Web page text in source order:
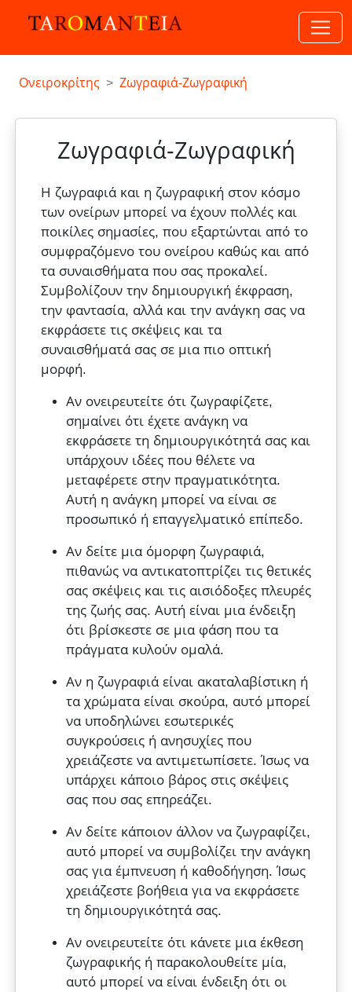
Ονειροκρίτης Ζωγραφιά-Ζωγραφική
Ζωγραφιά-Ζωγραφική
Η ζωγραφιά και η ζωγραφική στον κόσμο
των ονείρων μπορεί να έχουν πολλές και
ποικίλες σημασίες, που εξαρτώνται από το
συμφραζόμενο του ονείρου καθώς και από
τα συναισθήματα που σας προκαλεί.
Συμβολίζουν την δημιουργική έκφραση,
την φαντασία, αλλά και την ανάγκη σας να
εκφράσετε τις σκέψεις και τα
συναισθήματά σας σε μια πιο οπτική
μορφή.
Αν ονειρευτείτε ότι ζωγραφίζετε,
σημαίνει ότι έχετε ανάγκη να
εκφράσετε τη δημιουργικότητά σας και
υπάρχουν ιδέες που θέλετε να
μεταφέρετε στην πραγματικότητα.
Αυτή η ανάγκη μπορεί να είναι σε
προσωπικό ή επαγγελματικό επίπεδο.
Αν δείτε μια όμορφη ζωγραφιά,
πιθανώς να αντικατοπτρίζει τις θετικές
σας σκέψεις και τις αισιόδοξες πλευρές
της ζωής σας. Αυτή είναι μια ένδειξη
ότι βρίσκεστε σε μια φάση που τα
πράγματα κυλούν ομαλά.
Αν η ζωγραφιά είναι ακαταλαβίστικη ή
τα χρώματα είναι σκούρα, αυτό μπορεί
να υποδηλώνει εσωτερικές
συγκρούσεις ή ανησυχίες που
χρειάζεστε να αντιμετωπίσετε. Ίσως να
υπάρχει κάποιο βάρος στις σκέψεις
σας που σας επηρεάζει.
Αν δείτε κάποιον άλλον να ζωγραφίζει,
αυτό μπορεί να συμβολίζει την ανάγκη
σας για έμπνευση ή καθοδήγηση. Ίσως
χρειάζεστε βοήθεια για να εκφράσετε
τη δημιουργικότητά σας.
Αν ονειρευτείτε ότι κάνετε μια έκθεση
ζωγραφικής ή παρακολουθείτε μία,
αυτό μπορεί να είναι ένδειξη ότι οι